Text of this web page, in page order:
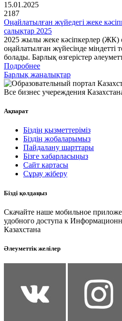
15.01.2025
2187
Оңайлатылған жүйедегі жеке
салықтар 2025
2025 жылы жеке кәсіпкерлер (ЖК)
оңайлатылған жүйесінде міндетті
болады. Барлық өзгерістер
Подробнее
Барлық жаңалықтар
Все бизнес учереждения
Ақпарат
Біздің қызметтеріміз
Біздің жобаларымыз
Пайдалану шарттары
Бізге хабарласыңыз
Сайт картасы
Сұрау жіберу
Бізді қолдаңыз
Скачайте наше мобильное
удобного доступа к
Казахстана
Әлеуметтік желілер